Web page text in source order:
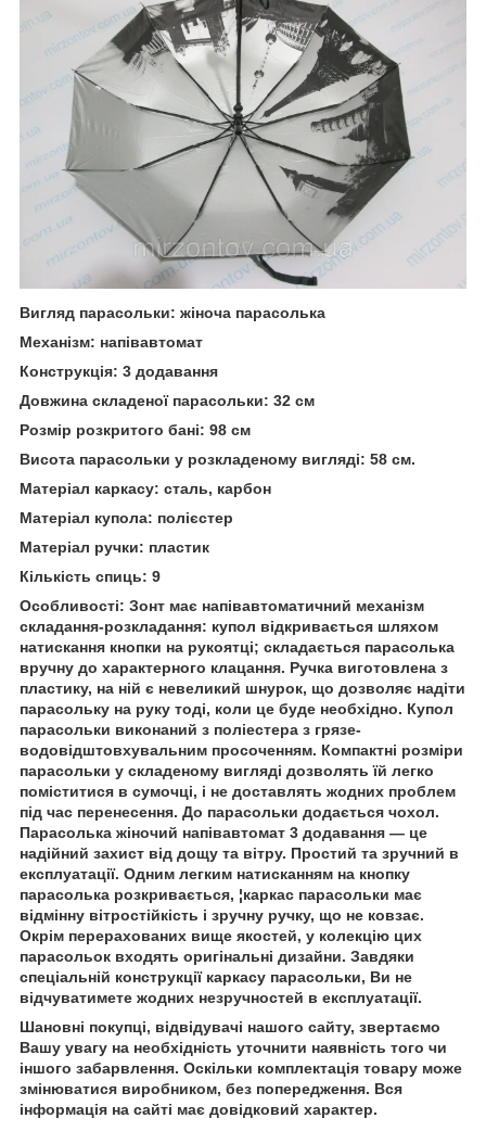
Вигляд парасольки: жіноча парасолька
Механізм: напівавтомат
Конструкція: 3 додавання
Довжина складеної парасольки: 32 см
Розмір розкритого бані: 98 см
Висота парасольки у розкладеному вигляді: 58 см.
Матеріал каркасу: сталь, карбон
Матеріал купола: полієстер
Матеріал ручки: пластик
Кількість спиць: 9
Особливості: Зонт має напівавтоматичний механізм
складання-розкладання: купол відкривається шляхом
натискання кнопки на рукоятці; складається парасолька
вручну до характерного клацання. Ручка виготовлена з
пластику, на ній є невеликий шнурок, що дозволяє надіти
парасольку на руку тоді, коли це буде необхідно. Купол
парасольки виконаний з поліестера з грязе-
водовідштовхувальним просоченням. Компактні розміри
парасольки у складеному вигляді дозволять їй легко
поміститися в сумочці, і не доставлять жодних проблем
під час перенесення. До парасольки додається чохол.
Парасолька жіночий напівавтомат 3 додавання ― це
надійний захист від дощу та вітру. Простий та зручний в
експлуатації. Одним легким натисканням на кнопку
парасолька розкривається, ¦каркас парасольки має
відмінну вітростійкість і зручну ручку, що не ковзає.
Окрім перерахованих вище якостей, у колекцію цих
парасольок входять оригінальні дизайни. Завдяки
спеціальній конструкції каркасу парасольки, Ви не
відчуватимете жодних незручностей в експлуатації.
Шановні покупці, відвідувачі нашого сайту, звертаємо
Вашу увагу на необхідність уточнити наявність того чи
іншого забарвлення. Оскільки комплектація товару може
змінюватися виробником, без попередження. Вся
інформація на сайті має довідковий характер.